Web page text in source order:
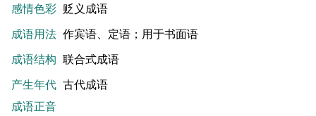
感情色彩 贬义成语
成语用法 作宾语、定语；用于书面语
成语结构 联合式成语
产生年代 古代成语
成语正音